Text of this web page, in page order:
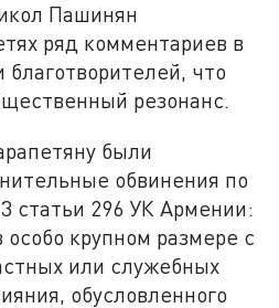
Пашинян
ряд комментариев в
благотворителей, что
резонанс.
были
обвинения по
статьи 296 УК Армении:
крупном размере с
или служебных
обусловленного